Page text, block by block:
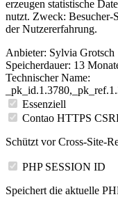
erzeugen statistische
nutzt. Zweck: Besucher-
der Nutzererfahrung.
Anbieter: Sylvia Grotsch
Speicherdauer: 13
Technischer Name:
Essenziell
Contao HTTPS
Schützt vor Cross-Site-
PHP SESSION ID
Speichert die aktuelle